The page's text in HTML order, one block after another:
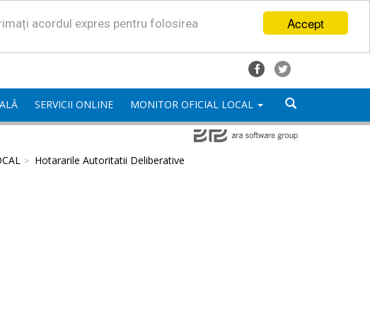
Accept
acordul expres pentru folosirea
SERVICII ONLINE MONITOR OFICIAL LOCAL
Hotararile Autoritatii Deliberative